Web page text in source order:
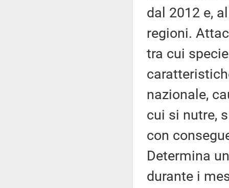
dal 2012 e,
regioni.
tra cui
nazionale,
cui si nutre,
con
Determina
durante i